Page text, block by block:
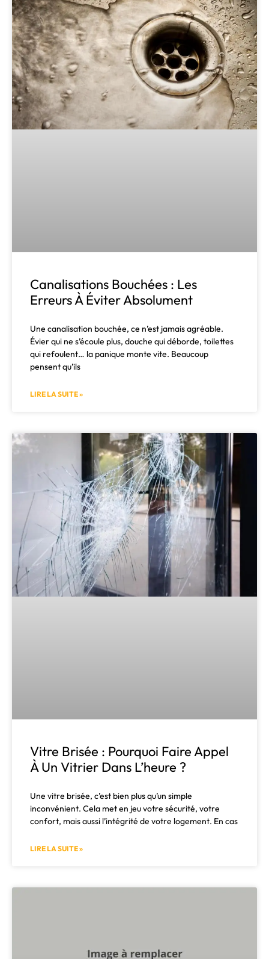
Canalisations Bouchées : Les
Erreurs À Éviter Absolument
Une canalisation bouchée, ce n’est jamais agréable.
Évier qui ne s’écoule plus, douche qui déborde, toilettes
qui refoulent… la panique monte vite. Beaucoup
pensent qu’ils
LIRE LA SUITE »
Vitre Brisée : Pourquoi Faire Appel
À Un Vitrier Dans L’heure ?
Une vitre brisée, c’est bien plus qu’un simple
inconvénient. Cela met en jeu votre sécurité, votre
confort, mais aussi l’intégrité de votre logement. En cas
LIRE LA SUITE »